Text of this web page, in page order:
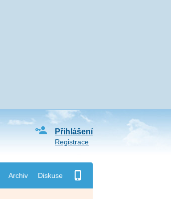
Archiv Diskuse
Přihlášení
Registrace